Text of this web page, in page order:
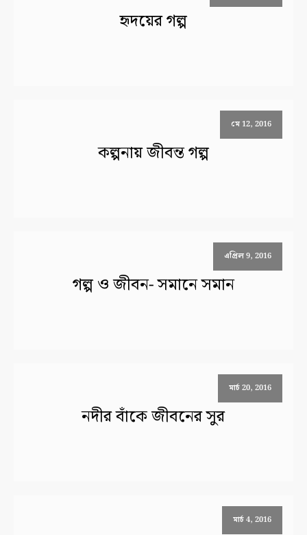
হৃদয়ের গল্প
মে 12, 2016
কল্পনায় জীবন্ত গল্প
এপ্রিল 9, 2016
গল্প ও জীবন- সমানে সমান
মার্চ 20, 2016
নদীর বাঁকে জীবনের সুর
মার্চ 4, 2016